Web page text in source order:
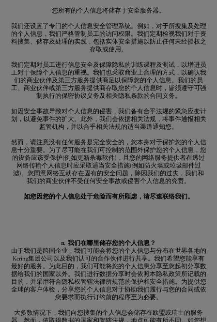
您所有的个人信息将储存于安全服务器。
我们还设置了专门的个人信息安全管理系统。例如，对于所搜集及处理
的个人信息，我们严格管制员工的访问权限。我们定期检视我们对于资
料搜集、储存及处理的实践，包括实体安全措施以防止任何未经授权之
存取或使用。
我们定期对员工进行信息安全及保障隐私的训练课程及测试，以增进员
工对于保障个人信息的重视。我们也采取商业上合理的方式，以确认我
们的商业伙伴及第三方服务提供商足以保障您的个人信息。我们的员
工、商业伙伴或第三方服务提供商存取您的个人信息时，皆须遵守可强
制执行的保密协议义务及相关隐私条款的合同义务。
如因安全事故导致对个人信息的侵害，我们备有合乎法规的紧急应变计
划，以避免事件的扩大。此外，我们会依据相关法规，将事件通报相关
监管机构，并以合乎相关法规的适当渠道通知您。
然而，请注意没有任何服务是完全安全的，您本身对于保护您的个人信
息十分重要。为了尽可能在我们可控制的范围外保护您的个人信息，您
的设备应该受保护(例如更新杀毒软件)，且您的网络服务提供者在透过
网络传输个人信息时应采取适当安全措施(例如防火墙或垃圾邮件过
滤)。您同意网络互动存在固有的安全问题，除因我们的过失，我们和
我们的商业伙伴不受任何安全事故或侵害个人信息的究责。
如您因您的个人信息处于危险而有所顾虑，请尽速联络我们。
11. 我们在哪里储存您的个人信息？
由于我们是跨国企业，我们可能会将您的个人信息与分布在世界各地的
Kering集团公司以及我们认可的合作伙伴进行共享。我们希望您能享有
最好的服务。为此目的，我们可能将您的个人信息分享至您起初分享数
据给我们的国家以外。我们进行数据分享时会依照本隐私政策所记载的
目的，并采用符合隐私权管辖法律所规范的保护和安全措施。为提供您
全球的客户体验，分享您的个人信息对于协助我们履行与您的合同或依
您要求而执行订约前的程序至为必要。
大多数情况下，我们向您搜集的个人信息会储存在欧盟或瑞士的服务
器。然而，依取得数据的国家和管辖法规，地点可能有所不同。如您想